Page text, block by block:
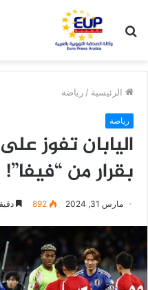
عن
الرئيسية / رياضة
رياضة
اليابان تفوز
بقرار من “فيفا”!
مارس 31, 2024 892